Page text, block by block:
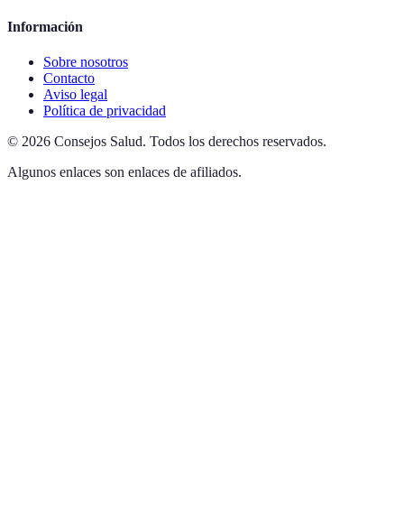
Información
Sobre nosotros
Contacto
Aviso legal
Política de privacidad
© 2026 Consejos Salud. Todos los derechos reservados.
Algunos enlaces son enlaces de afiliados.